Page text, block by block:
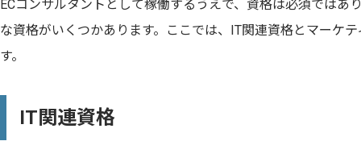
ECコンサルタントとして稼働するうえで、資格は必須ではあ
な資格がいくつかあります。ここでは、IT関連資格とマーケ
す。
IT関連資格